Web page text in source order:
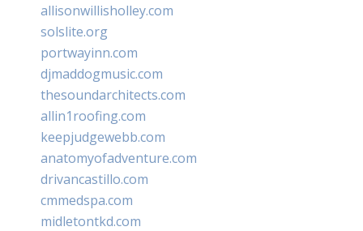
allisonwillisholley.com
solslite.org
portwayinn.com
djmaddogmusic.com
thesoundarchitects.com
allin1roofing.com
keepjudgewebb.com
anatomyofadventure.com
drivancastillo.com
cmmedspa.com
midletontkd.com